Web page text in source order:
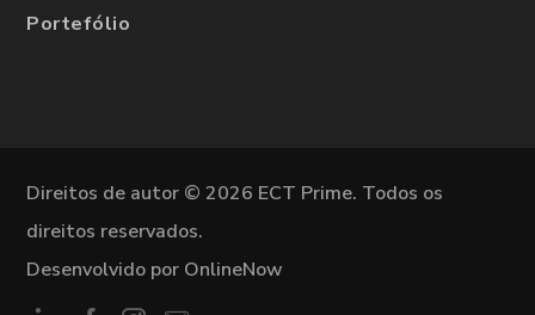
Portefólio
Direitos de autor © 2026 ECT Prime. Todos os
direitos reservados.
Desenvolvido por OnlineNow